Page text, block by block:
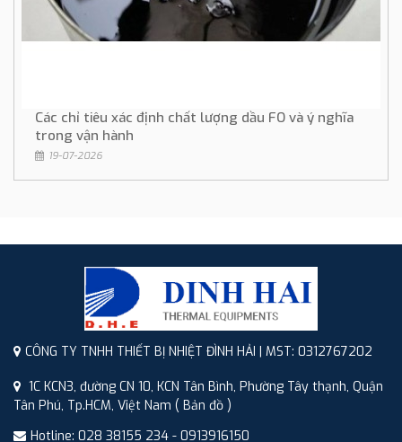
Các chỉ tiêu xác định chất lượng dầu FO và ý nghĩa
trong vận hành
19-07-2026
CÔNG TY TNHH THIẾT BỊ NHIỆT ĐÌNH HẢI | MST: 0312767202
1C KCN3, đường CN 10, KCN Tân Bình, Phường Tây thạnh, Quận
Tân Phú, Tp.HCM, Việt Nam ( Bản đồ )
Hotline: 028 38155 234 - 0913916150